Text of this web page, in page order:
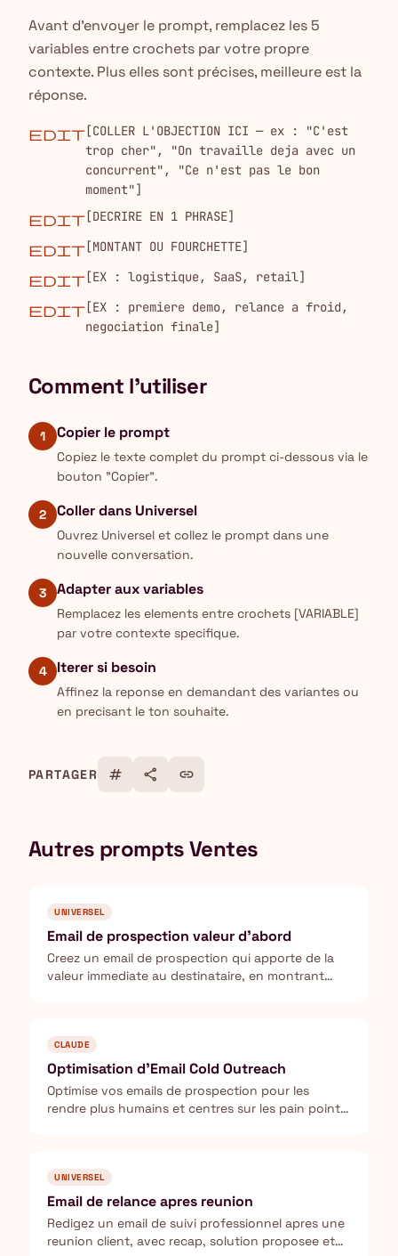
Avant d'envoyer le prompt, remplacez les 5
variables entre crochets par votre propre
contexte. Plus elles sont précises, meilleure est la
réponse.
edit[COLLER L'OBJECTION ICI — ex : "C'est
trop cher", "On travaille deja avec un
concurrent", "Ce n'est pas le bon
moment"]
edit[DECRIRE EN 1 PHRASE]
edit[MONTANT OU FOURCHETTE]
edit[EX : logistique, SaaS, retail]
edit[EX : premiere demo, relance a froid,
negociation finale]
Comment l'utiliser
1 Copier le prompt
Copiez le texte complet du prompt ci-dessous via le
bouton "Copier".
2 Coller dans Universel
Ouvrez Universel et collez le prompt dans une
nouvelle conversation.
3 Adapter aux variables
Remplacez les elements entre crochets [VARIABLE]
par votre contexte specifique.
4 Iterer si besoin
Affinez la reponse en demandant des variantes ou
en precisant le ton souhaite.
PARTAGER tag share link
Autres prompts Ventes
UNIVERSEL
Email de prospection valeur d'abord
Creez un email de prospection qui apporte de la
valeur immediate au destinataire, en montrant
CLAUDE
Optimisation d'Email Cold Outreach
Optimise vos emails de prospection pour les
rendre plus humains et centres sur les pain points
UNIVERSEL
Email de relance apres reunion
Redigez un email de suivi professionnel apres une
reunion client, avec recap, solution proposee et